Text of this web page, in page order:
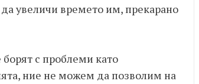
увеличи времето им, прекарано
с проблеми като
ние не можем да позволим на